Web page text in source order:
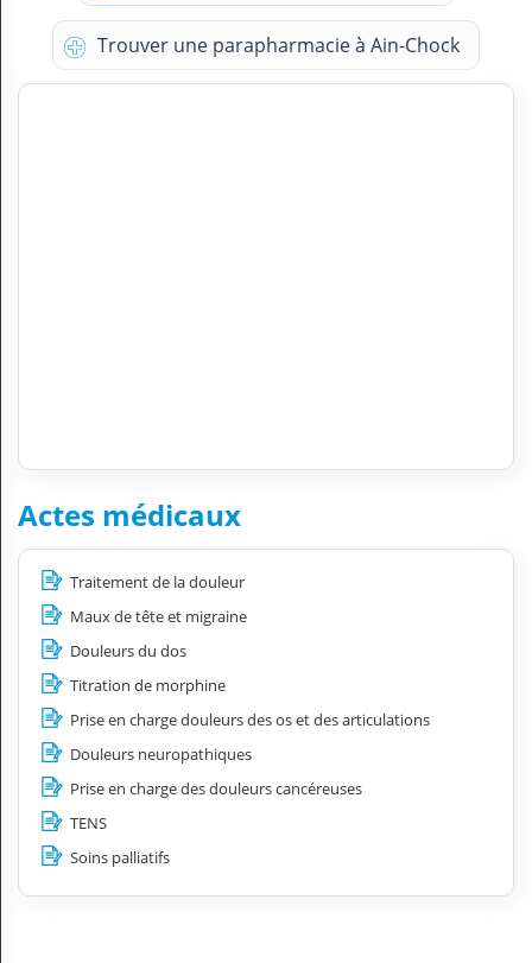
Trouver une parapharmacie à Ain-Chock
Actes médicaux
Traitement de la douleur
Maux de tête et migraine
Douleurs du dos
Titration de morphine
Prise en charge douleurs des os et des articulations
Douleurs neuropathiques
Prise en charge des douleurs cancéreuses
TENS
Soins palliatifs